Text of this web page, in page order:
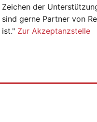
Zeichen der
sind gerne Partner von
ist." Zur Akzeptanzstelle